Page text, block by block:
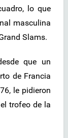
lo que
masculina
Slams.
que un
de Francia
le pidieron
trofeo de la